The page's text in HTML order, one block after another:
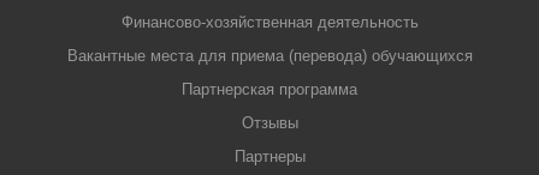
Финансово-хозяйственная деятельность
Вакантные места для приема (перевода) обучающихся
Партнерская программа
Отзывы
Партнеры